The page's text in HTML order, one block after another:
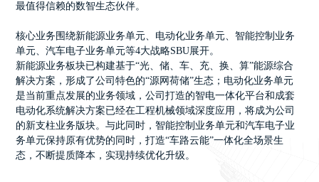
最值得信赖的数智生态伙伴。
核心业务围绕新能源业务单元、电动化业务单元、智能控制业务
单元、汽车电子业务单元等4大战略SBU展开。
新能源业务板块已构建基于“光、储、车、充、换、算”能源综合
解决方案，形成了公司特色的“源网荷储”生态；电动化业务单元
是当前重点发展的业务领域，公司打造的智电一体化平台和成套
电动化系统解决方案已经在工程机械领域深度应用，将成为公司
的新支柱业务版块。与此同时，智能控制业务单元和汽车电子业
务单元保持原有优势的同时，打造“车路云能”一体化全场景生
态，不断提质降本，实现持续优化升级。